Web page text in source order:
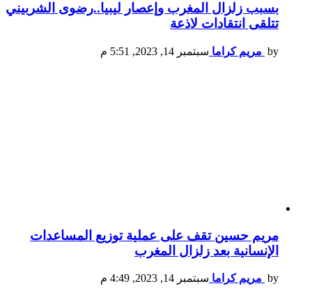
بسبب زلزال المغرب وإعصار ليبيا..رضوى الشربيني
تتلقى انتقادات لاذعة
by مريم كراما سبتمبر 14, 2023, 5:51 م
مريم حسين تقف على عملية توزيع المساعدات
الإنسانية بعد زلزال المغرب
by مريم كراما سبتمبر 14, 2023, 4:49 م